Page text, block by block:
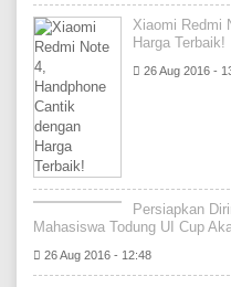
Xiaomi Redmi
Harga Terbaik!
26 Aug 2016 -
Persiapkan
Mahasiswa Todung UI Cup
26 Aug 2016 - 12:48